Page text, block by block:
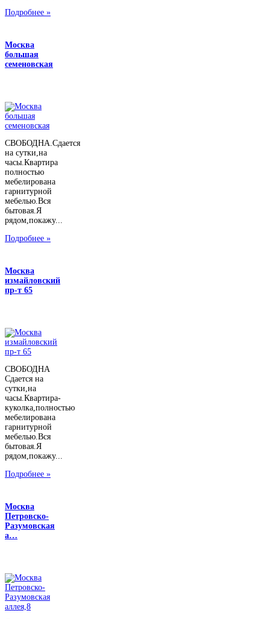
Подробнее »
Москва
большая
семеновская
СВОБОДНА.Сдается
на сутки,на
часы.Квартира
полностью
мебелирована
гарнитурной
мебелью.Вся
бытовая.Я
рядом,покажу...
Подробнее »
Москва
измайловский
пр-т 65
СВОБОДНА
Сдается на
сутки,на
часы.Квартира-
куколка,полностью
мебелирована
гарнитурной
мебелью.Вся
бытовая.Я
рядом,покажу...
Подробнее »
Москва
Петровско-
Разумовская
а…